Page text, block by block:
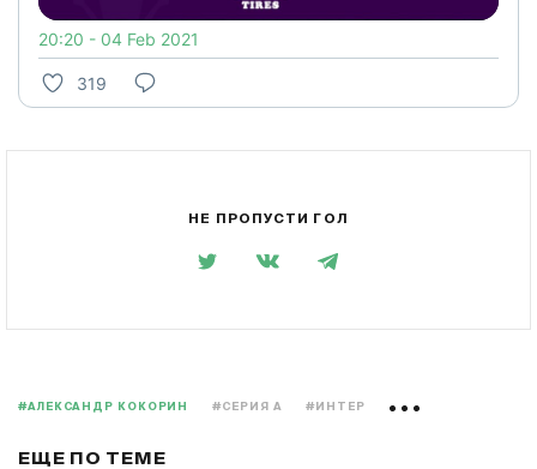
20:20 - 04 Feb 2021
319
НЕ ПРОПУСТИ ГОЛ
#АЛЕКСАНДР КОКОРИН #СЕРИЯ А #ИНТЕР
ЕЩЕ ПО ТЕМЕ